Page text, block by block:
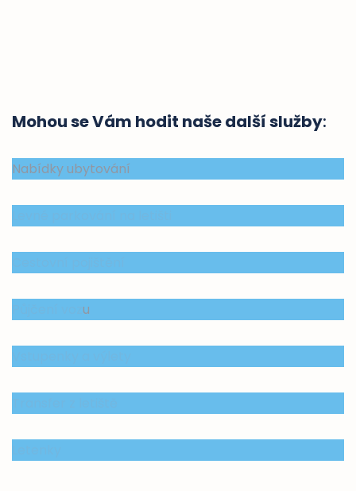
Mohou se Vám hodit naše další služby:
Nabídky ubytování
u